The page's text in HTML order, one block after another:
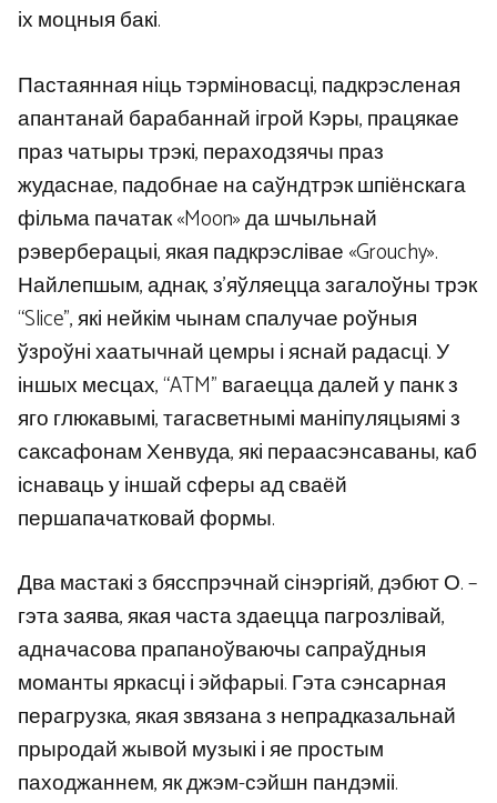
іх моцныя бакі.
Пастаянная ніць тэрміновасці, падкрэсленая
апантанай барабаннай ігрой Кэры, працякае
праз чатыры трэкі, пераходзячы праз
жудаснае, падобнае на саўндтрэк шпіёнскага
фільма пачатак «Moon» да шчыльнай
рэверберацыі, якая падкрэслівае «Grouchy».
Найлепшым, аднак, з’яўляецца загалоўны трэк
“Slice”, які нейкім чынам спалучае роўныя
ўзроўні хаатычнай цемры і яснай радасці. У
іншых месцах, “ATM” вагаецца далей у панк з
яго глюкавымі, тагасветнымі маніпуляцыямі з
саксафонам Хенвуда, які пераасэнсаваны, каб
існаваць у іншай сферы ад сваёй
першапачатковай формы.
Два мастакі з бясспрэчнай сінэргіяй, дэбют О. –
гэта заява, якая часта здаецца пагрозлівай,
адначасова прапаноўваючы сапраўдныя
моманты яркасці і эйфарыі. Гэта сэнсарная
перагрузка, якая звязана з непрадказальнай
прыродай жывой музыкі і яе простым
паходжаннем, як джэм-сэйшн пандэміі.